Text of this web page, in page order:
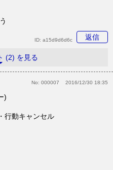
返信
ID: a15d9d6d6c
(2) を見る
No: 000007 2016/12/30 18:35
)
行動キャンセル